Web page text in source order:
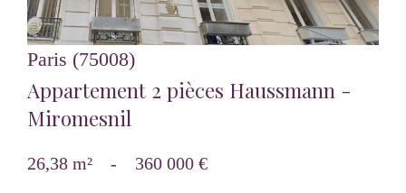
Paris (75008)
Appartement 2 pièces Haussmann -
Miromesnil
26,38 m² - 360 000 €